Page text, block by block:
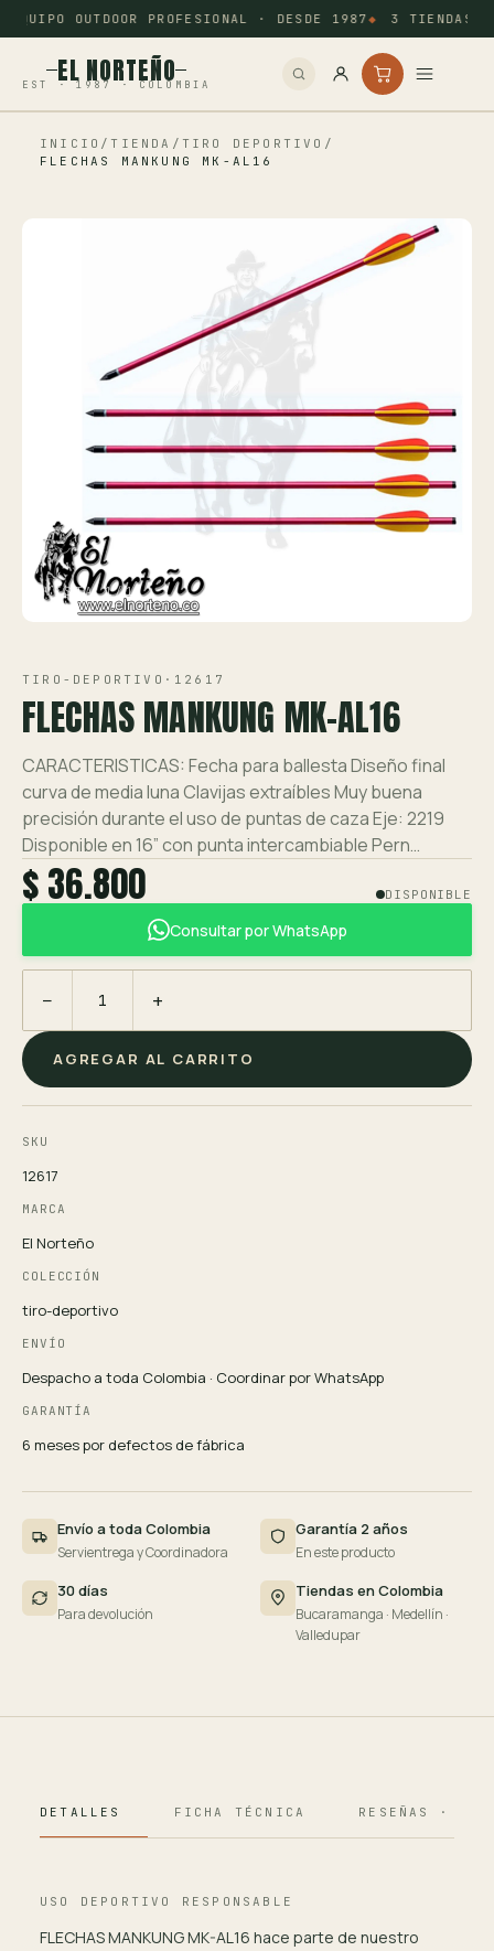
EQUIPO OUTDOOR PROFESIONAL · DESDE 1987 3 TIENDAS:
EL NORTEÑO
EST · 1987 · COLOMBIA
Inicio
Contáctanos
INICIO / TIENDA / TIRO DEPORTIVO /
FLECHAS MANKUNG MK-AL16
VISTA 1/1
TIRO-DEPORTIVO · 12617
FLECHAS MANKUNG MK-AL16
CARACTERISTICAS: Fecha para ballesta Diseño final
curva de media luna Clavijas extraíbles Muy buena
precisión durante el uso de puntas de caza Eje: 2219
Disponible en 16” con punta intercambiable Pern…
$ 36.800 DISPONIBLE
Consultar por WhatsApp
− +
AGREGAR AL CARRITO
SKU
12617
MARCA
El Norteño
COLECCIÓN
tiro-deportivo
ENVÍO
Despacho a toda Colombia · Coordinar por WhatsApp
GARANTÍA
6 meses por defectos de fábrica
Envío a toda Colombia
Servientrega y Coordinadora
Garantía 2 años
En este producto
30 días
Para devolución
Tiendas en Colombia
Bucaramanga · Medellín ·
Valledupar
DETALLES FICHA TÉCNICA RESEÑAS · 124
USO DEPORTIVO RESPONSABLE
FLECHAS MANKUNG MK-AL16 hace parte de nuestro